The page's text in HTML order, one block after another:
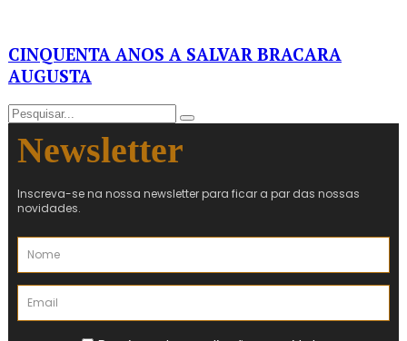
CINQUENTA ANOS A SALVAR BRACARA
AUGUSTA